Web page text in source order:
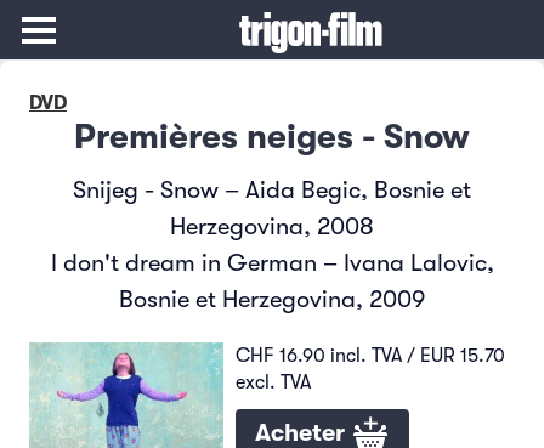
DVD
Premières neiges - Snow
Snijeg - Snow – Aida Begic, Bosnie et
Herzegovina, 2008
I don't dream in German – Ivana Lalovic,
Bosnie et Herzegovina, 2009
CHF 16.90 incl. TVA / EUR 15.70
excl. TVA
Acheter